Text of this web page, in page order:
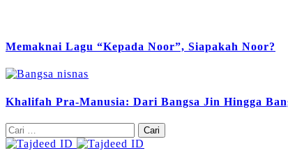
Memaknai Lagu “Kepada Noor”, Siapakah Noor?
Khalifah Pra-Manusia: Dari Bangsa Jin Hingga
Cari
untuk: